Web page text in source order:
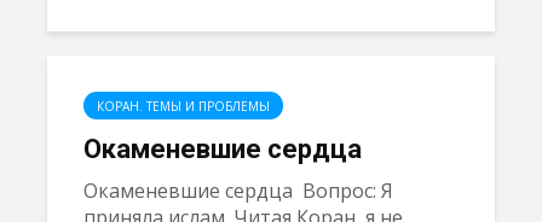
КОРАН. ТЕМЫ И ПРОБЛЕМЫ
Окаменевшие сердца
Окаменевшие сердца Вопрос: Я